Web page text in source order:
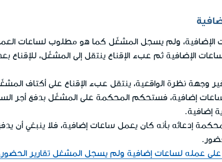
الإضافية، ولم يسجل المشغّل كما هو مطلوب لساعات
الإضافية ثم عبء الإقناع ينتقل إلى المشغّل، للإقناع
وجهة نظرة الواقعية، ينتقل عبء الإقناع على أكتاف
إضافية، فستحكم المحكمة على المشغّل بدفع أجر
إدعائه بأنه كان يعمل ساعات إضافية، فلا ينبغي أن
على عمله لساعات إضافية ولم يسجل المشغل تقارير